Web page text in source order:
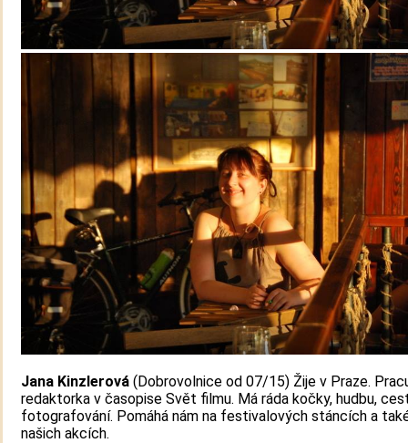
Jana Kinzlerová (Dobrovolnice od 07/15) Žije v Praze.
redaktorka v časopise Svět filmu. Má ráda kočky, hudbu,
fotografování. Pomáhá nám na festivalových stáncích a
našich akcích.